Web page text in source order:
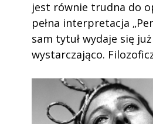
jest równie trudna do
pełna interpretacja
sam tytuł wydaje się
wystarczająco.